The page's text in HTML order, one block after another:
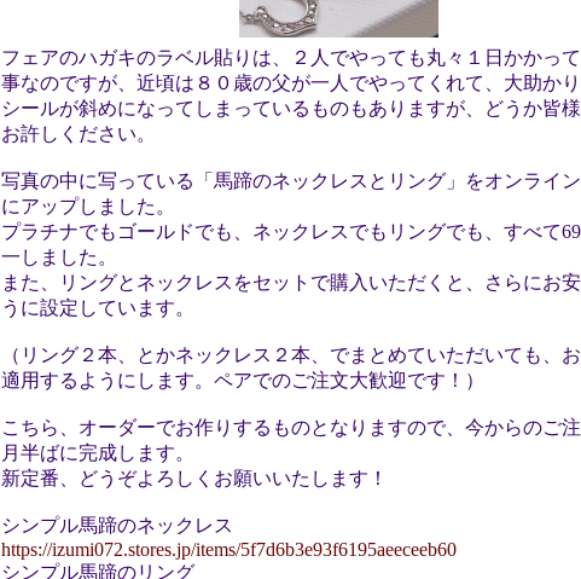
フェアのハガキのラベル貼りは、２人でやっても丸々１日かかっ
事なのですが、近頃は８０歳の父が一人でやってくれて、大助かり
シールが斜めになってしまっているものもありますが、どうか皆
お許しください。
写真の中に写っている「馬蹄のネックレスとリング」をオンライ
にアップしました。
プラチナでもゴールドでも、ネックレスでもリングでも、すべて
一しました。
また、リングとネックレスをセットで購入いただくと、さらにお
うに設定しています。
（リング２本、とかネックレス２本、でまとめていただいても、
適用するようにします。ペアでのご注文大歓迎です！）
こちら、オーダーでお作りするものとなりますので、今からのご注
月半ばに完成します。
新定番、どうぞよろしくお願いいたします！
シンプル馬蹄のネックレス
https://izumi072.stores.jp/items/5f7d6b3e93f6195aeeceeb60
シンプル馬蹄のリング